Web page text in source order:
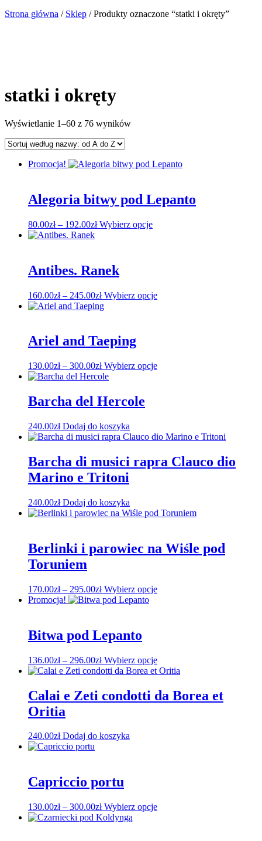
Strona główna / Sklep / Produkty oznaczone “statki i okręty”
statki i okręty
Wyświetlanie 1–60 z 76 wyników
Promocja!
Alegoria bitwy pod Lepanto
80.00zł – 192.00złZakres
192.00zł
Wybierz opcjeTen
wybrać
Antibes. Ranek
160.00zł – 245.00złZakres
cen:
do
245.00zł
Wybierz opcjeTen
wybrać
Ariel and Taeping
130.00zł – 300.00złZakres
cen:
130.00zł
do
Wybierz opcjeTen
wybrać
stronie
produktu
Barcha del Hercole
240.00zł Dodaj do koszyka
Barcha di musici rapra Clauco dio
Marino e Tritoni
240.00zł Dodaj do koszyka
Berlinki i parowiec na Wiśle pod
Toruniem
170.00zł – 295.00złZakres
cen:
295.00zł
Wybierz opcjeTen
wybrać
na
produktu
Promocja!
Bitwa pod Lepanto
136.00zł – 296.00złZakres
cen:
136.00zł
do
Wybierz opcjeTen
produkt
wiele
wariantów.
Calai e Zeti condotti da Borea et
Oritia
240.00zł Dodaj do koszyka
Capriccio portu
130.00zł – 300.00złZakres
cen:
Wybierz opcjeTen